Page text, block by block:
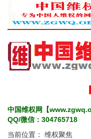
中国维权网【
QQ/微信：304765718
当前位置： 维权聚焦